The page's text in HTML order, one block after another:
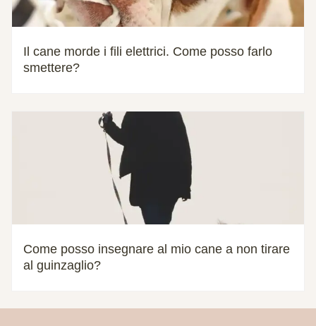
Il cane morde i fili elettrici. Come posso farlo
smettere?
Come posso insegnare al mio cane a non tirare
al guinzaglio?